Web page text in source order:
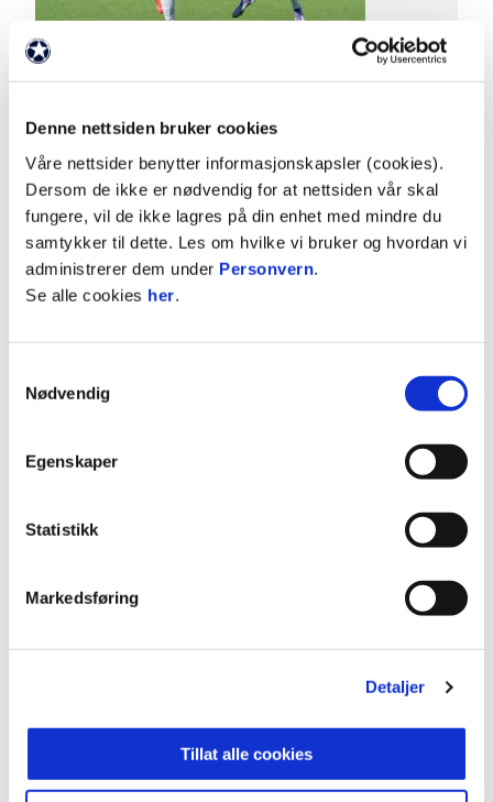
Denne nettsiden bruker cookies
Våre nettsider benytter informasjonskapsler (cookies).
Dersom de ikke er nødvendig for at nettsiden vår skal
fungere, vil de ikke lagres på din enhet med mindre du
samtykker til dette. Les om hvilke vi bruker og hvordan vi
administrerer dem under Personvern.
Se alle cookies her.
Nødvendig
Egenskaper
Statistikk
Markedsføring
Detaljer
Tillat alle cookies
enighet om en overgang for Famara Camara. Nå
tar han turen over Atlanteren for å prøve seg i den
amerikanske toppligaen.
Tungt tap på overtid mot Sogndal
Gårsdagens bortekamp mot Sogndal ble av det